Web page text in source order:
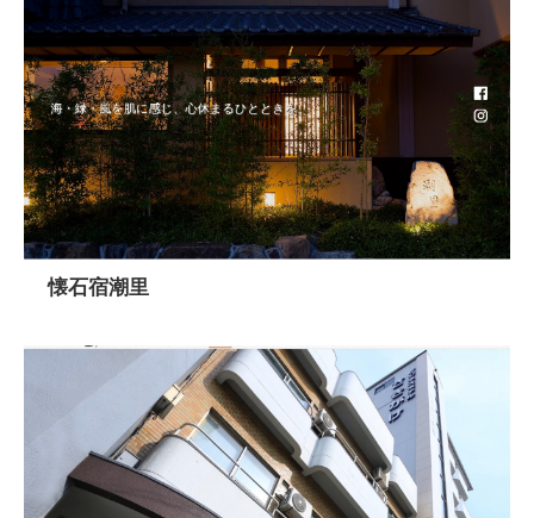
懐石宿潮里